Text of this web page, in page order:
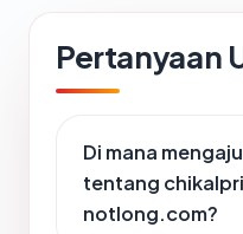
Pertanyaan
Di mana
tentang
notlong.com?